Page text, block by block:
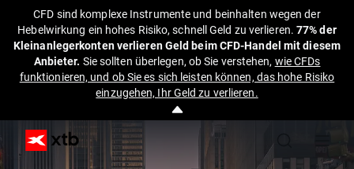
CFD sind komplexe Instrumente und beinhalten wegen der
Hebelwirkung ein hohes Risiko, schnell Geld zu verlieren.77% der
Kleinanlegerkonten verlieren Geld beim CFD-Handel mit diesem
Anbieter. Sie sollten überlegen, ob Sie verstehen, wie CFDs
funktionieren, und ob Sie es sich leisten können, das hohe Risiko
einzugehen, Ihr Geld zu verlieren.